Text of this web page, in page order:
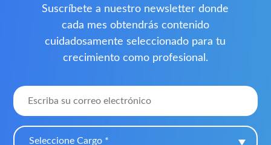
Suscríbete a nuestro newsletter donde
cada mes obtendrás contenido
cuidadosamente seleccionado para tu
crecimiento como profesional.
Seleccione Cargo *